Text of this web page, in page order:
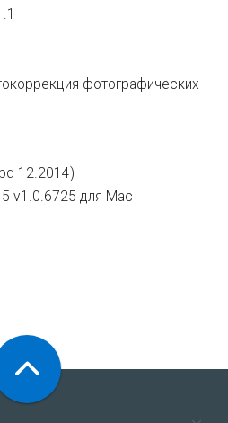
фотографических
12.2014)
v1.0.6725 для Mac